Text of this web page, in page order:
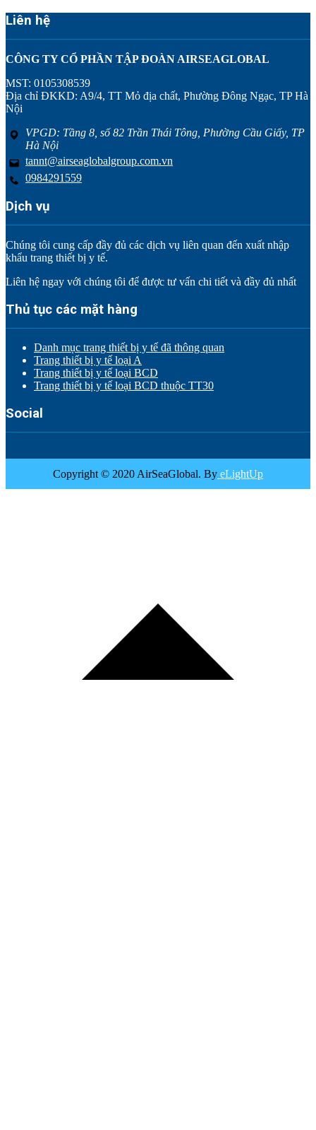
Liên hệ
CÔNG TY CỔ PHẦN TẬP ĐOÀN AIRSEAGLOBAL
MST: 0105308539
Địa chỉ ĐKKD: A9/4, TT Mỏ địa chất, Phường Đông Ngạc, TP Hà
Nội
VPGD: Tầng 8, số 82 Trần Thái Tông, Phường Cầu Giấy, TP
Hà Nội
tannt@airseaglobalgroup.com.vn
0984291559
Dịch vụ
Chúng tôi cung cấp đầy đủ các dịch vụ liên quan đến xuất nhập
khẩu trang thiết bị y tế.
Liên hệ ngay với chúng tôi để được tư vấn chi tiết và đầy đủ nhất
Thủ tục các mặt hàng
Danh mục trang thiết bị y tế đã thông quan
Trang thiết bị y tế loại A
Trang thiết bị y tế loại BCD
Trang thiết bị y tế loại BCD thuộc TT30
Social
Copyright © 2020 AirSeaGlobal. By eLightUp